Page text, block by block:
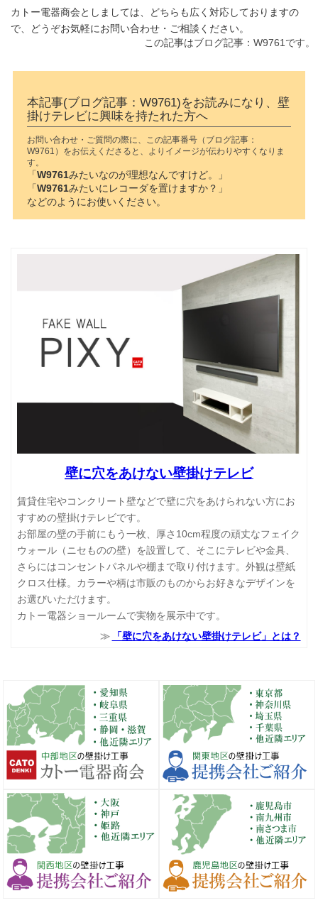
カトー電器商会としましては、どちらも広く対応しておりますの
で、どうぞお気軽にお問い合わせ・ご相談ください。
この記事はブログ記事：W9761です。
本記事(ブログ記事：W9761)をお読みになり、壁
掛けテレビに興味を持たれた方へ
お問い合わせ・ご質問の際に、この記事番号（ブログ記事：
W9761）をお伝えくださると、よりイメージが伝わりやすくなりま
す。
「W9761みたいなのが理想なんですけど。」
「W9761みたいにレコーダを置けますか？」
などのようにお使いください。
壁に穴をあけない壁掛けテレビ
賃貸住宅やコンクリート壁などで壁に穴をあけられない方にお
すすめの壁掛けテレビです。
お部屋の壁の手前にもう一枚、厚さ10cm程度の頑丈なフェイク
ウォール（ニセものの壁）を設置して、そこにテレビや金具、
さらにはコンセントパネルや棚まで取り付けます。外観は壁紙
クロス仕様。カラーや柄は市販のものからお好きなデザインを
お選びいただけます。
カトー電器ショールームで実物を展示中です。
「壁に穴をあけない壁掛けテレビ」とは？